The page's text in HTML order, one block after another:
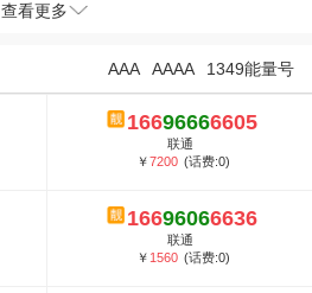
查看更多
1349能量号
AAAA
AAA
16696666605
联通
￥7200 (话费:0)
16696066636
联通
￥ 1560 (话费:0)